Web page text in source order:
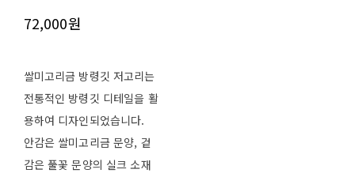
72,000원
쌀미고리금 방령깃 저고리는
전통적인 방령깃 디테일을 활
용하여 디자인되었습니다.
안감은 쌀미고리금 문양, 겉
감은 풀꽃 문양의 실크 소재